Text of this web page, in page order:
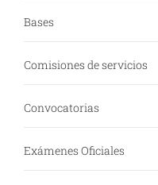
Bases
Comisiones de servicios
Convocatorias
Exámenes Oficiales